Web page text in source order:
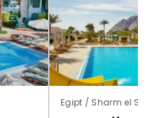
Egipt / Sharm el